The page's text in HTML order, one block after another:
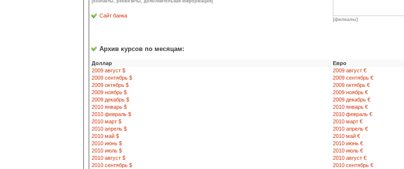
[контакты, реквизиты, дополнительная информация]
Сайт банка
[филиалы]
Архив курсов по месяцам:
Доллар
Евро
2009 август $
2009 август €
2009 сентябрь $
2009 сентябрь €
2009 октябрь $
2009 октябрь €
2009 ноябрь $
2009 ноябрь €
2009 декабрь $
2009 декабрь €
2010 январь $
2010 январь €
2010 февраль $
2010 февраль €
2010 март $
2010 март €
2010 апрель $
2010 апрель €
2010 май $
2010 май €
2010 июнь $
2010 июнь €
2010 июль $
2010 июль €
2010 август $
2010 август €
2010 сентябрь $
2010 сентябрь €